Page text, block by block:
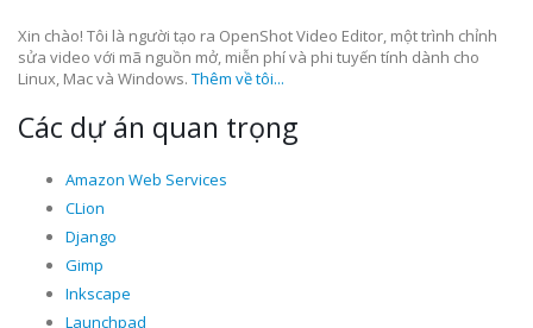
Xin chào! Tôi là người tạo ra OpenShot Video Editor, một trình chỉnh
sửa video với mã nguồn mở, miễn phí và phi tuyến tính dành cho
Linux, Mac và Windows. Thêm về tôi...
Các dự án quan trọng
Amazon Web Services
CLion
Django
Gimp
Inkscape
Launchpad